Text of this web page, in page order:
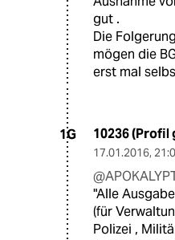
gut .
Die
mögen die
erst mal
1G 10236 (Profil
17.01.2016,
"Alle
(für
Polizei ,